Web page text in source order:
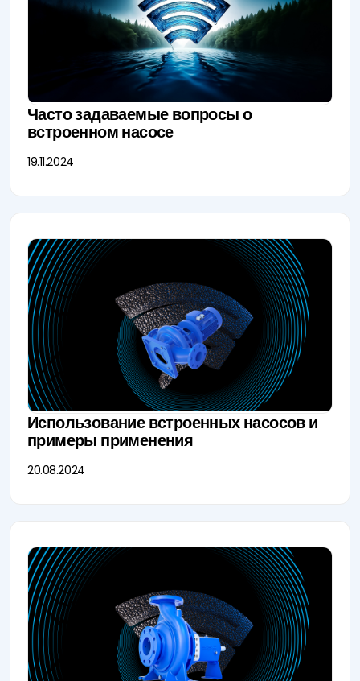
Часто задаваемые вопросы о
встроенном насосе
19.11.2024
Использование встроенных насосов и
примеры применения
20.08.2024